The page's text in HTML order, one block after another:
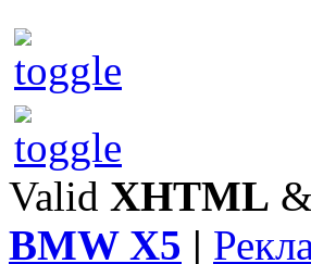
Valid XHTML &
BMW X5 |